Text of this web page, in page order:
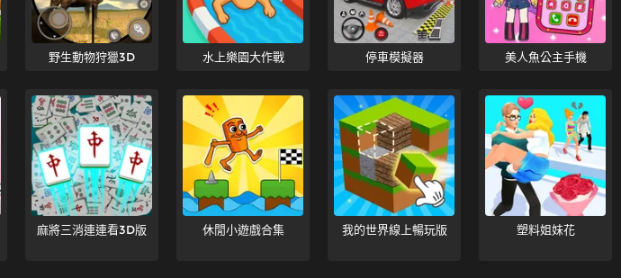
野生動物狩獵3D 水上樂園大作戰 停車模擬器 美人魚公主手機
麻將三消連連看3D版 休閒小遊戲合集 我的世界線上暢玩版 塑料姐妹花